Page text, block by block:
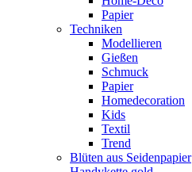
Papier
Techniken
Modellieren
Gießen
Schmuck
Papier
Homedecoration
Kids
Textil
Trend
Blüten aus Seidenpapier